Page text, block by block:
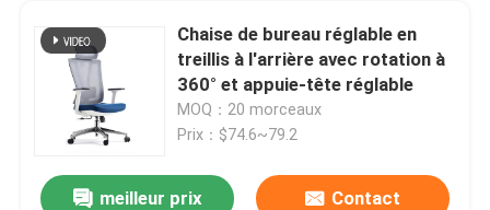
Bureaux de poste de travail
Bureaux exécutifs
Bureau réglable de taille de bureau
Chaise de bureau réglable en
treillis à l'arrière avec rotation à
360° et appuie-tête réglable
MOQ：20 morceaux
Prix：$74.6~79.2
meilleur prix Contact